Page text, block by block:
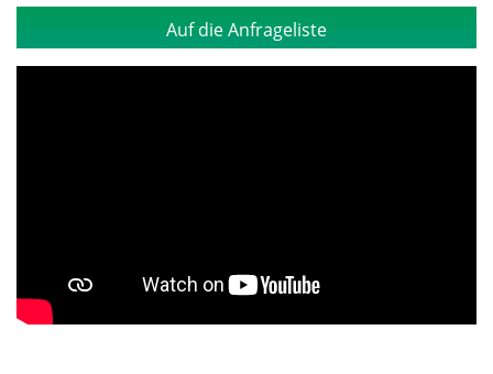
Auf die Anfrageliste